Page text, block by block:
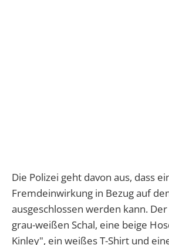
Die Polizei geht davon aus, dass
Fremdeinwirkung in Bezug auf
ausgeschlossen werden kann.
grau-weißen Schal, eine beige
Kinley", ein weißes T-Shirt und